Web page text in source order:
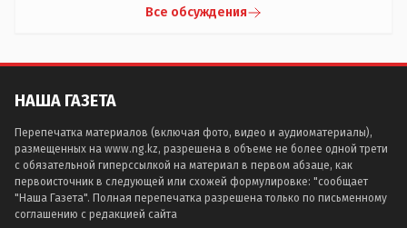
Все обсуждения
НАША ГАЗЕТА
Перепечатка материалов (включая фото, видео и аудиоматериалы),
размещенных на www.ng.kz, разрешена в объеме не более одной трети
с обязательной гиперссылкой на материал в первом абзаце, как
первоисточник в следующей или схожей формулировке: "сообщает
"Наша Газета". Полная перепечатка разрешена только по письменному
соглашению с редакцией сайта